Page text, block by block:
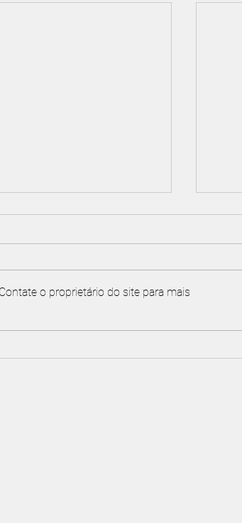
Cabanillas Embajadora
o proprietário do site para mais